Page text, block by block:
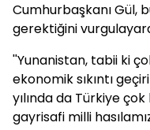
Cumhurbaşkanı Gül,
gerektiğini
''Yunanistan, tabii ki
ekonomik sıkıntı
yılında da Türkiye
gayrisafi milli